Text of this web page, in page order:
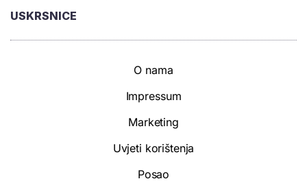
USKRSNICE
O nama
Impressum
Marketing
Uvjeti korištenja
Posao